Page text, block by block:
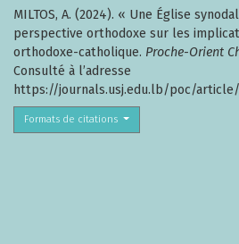
MILTOS, A. (2024). « Une Église
perspective orthodoxe sur les
orthodoxe-catholique. Proche-Orient
Consulté à l’adresse
https://journals.usj.edu.lb/poc/article/
Formats de citations